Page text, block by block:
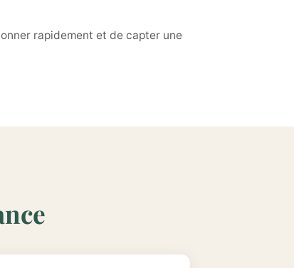
rapidement et de capter une